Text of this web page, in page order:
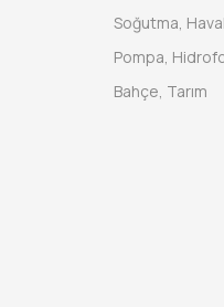
Soğutma,
Pompa,
Bahçe, Tarım